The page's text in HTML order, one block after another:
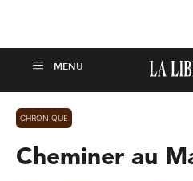
CHRONIQUE
Cheminer au